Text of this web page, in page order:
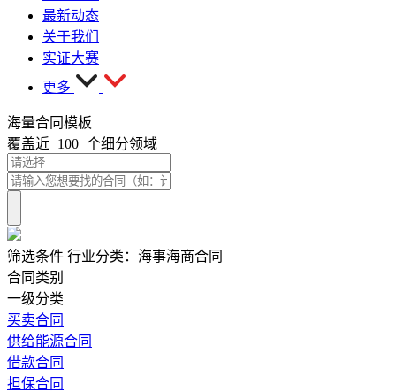
最新动态
关于我们
实证大赛
更多
海量合同模板
覆盖近 100 个细分领域
筛选条件 行业分类： 海事海商合同
合同类别
一级分类
买卖合同
供给能源合同
借款合同
担保合同